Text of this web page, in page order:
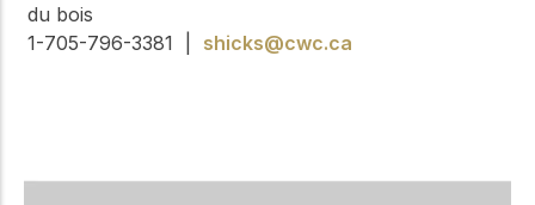
du bois
1-705-796-3381 | shicks@cwc.ca